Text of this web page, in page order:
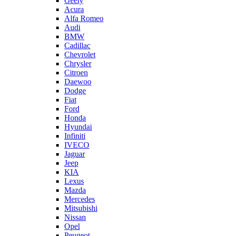
Acura
Alfa Romeo
Audi
BMW
Cadillac
Chevrolet
Chrysler
Citroen
Daewoo
Dodge
Fiat
Ford
Honda
Hyundai
Infiniti
IVECO
Jaguar
Jeep
KIA
Lexus
Mazda
Mercedes
Mitsubishi
Nissan
Opel